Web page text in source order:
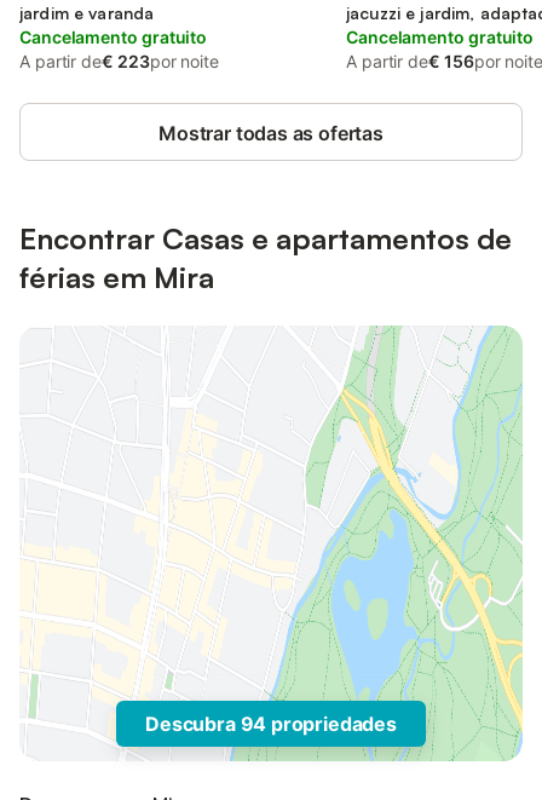
jardim e varanda
Cancelamento gratuito
A partir de€ 223por noite
jacuzzi e jardim,
Cancelamento gratuito
A partir de€ 156por noite
Mostrar todas as ofertas
Encontrar Casas e apartamentos de
férias em Mira
Descubra 94 propriedades